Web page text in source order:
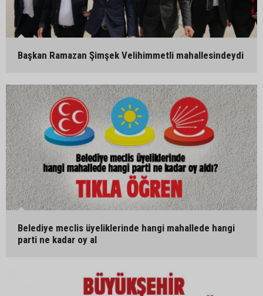
Başkan Ramazan Şimşek Velihimmetli mahallesindeydi
Belediye meclis üyeliklerinde hangi mahallede hangi
parti ne kadar oy al